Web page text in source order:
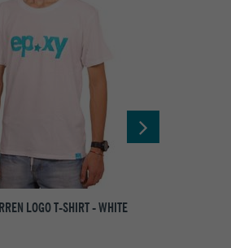
LOGO T-SHIRT - WHITE